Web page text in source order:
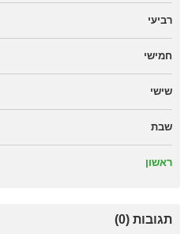
רביעי
חמישי
שישי
שבת
ראשון
תגובות (0)